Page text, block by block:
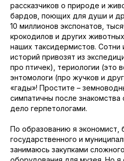
рассказчиков о природе и
бардов, поющих для души и
10 миллионов экспонатов,
крокодилов и других
наших таксидермистов. Сотни
историй привозят из
про птичек), териологии (это
энтомологи (про жучков и
«гады»! Простите –
симпатичны после
дело герпетологами.
По образованию я экономист,
государственного и
занимаюсь закупками